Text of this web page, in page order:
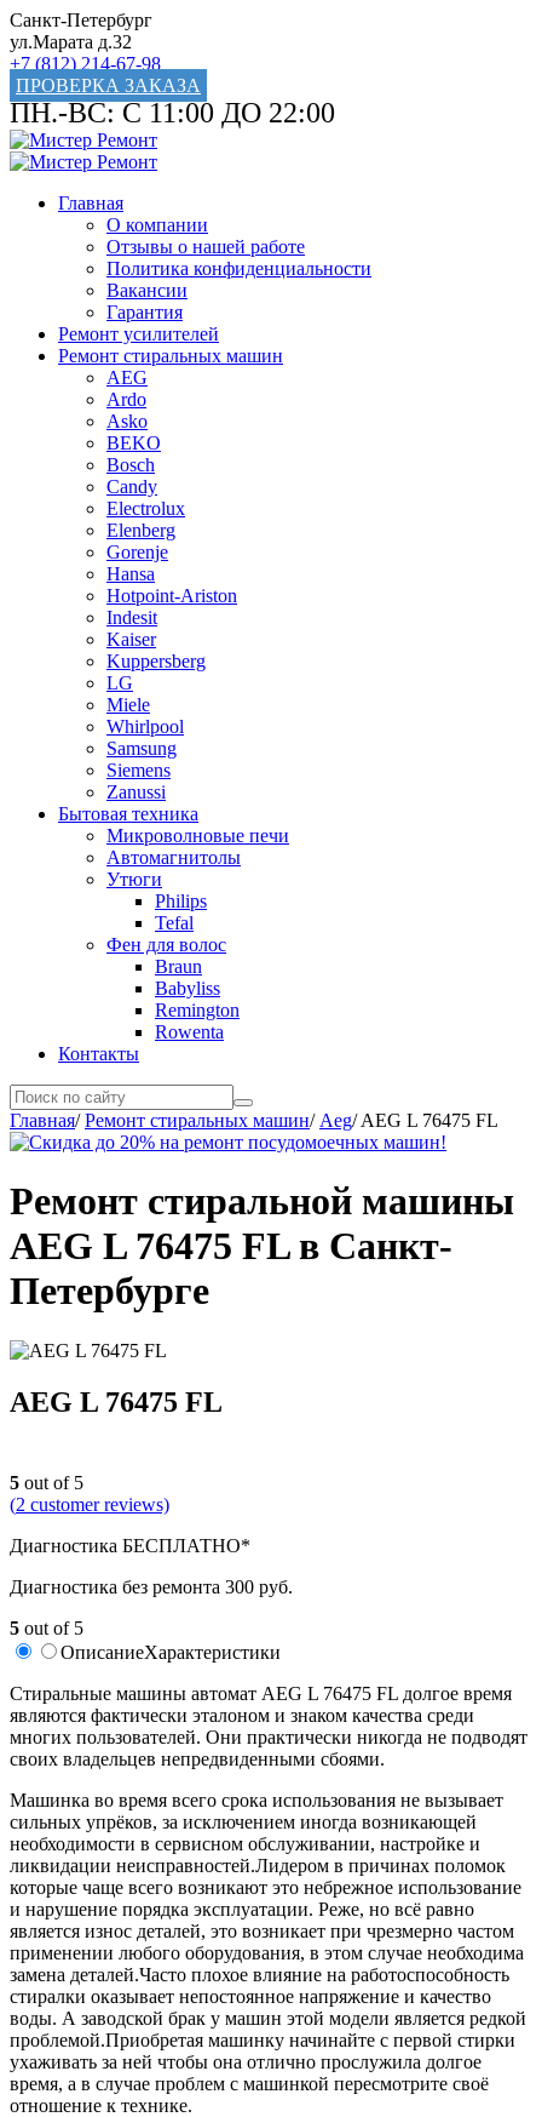
Санкт-Петербург
ул.Марата д.32
+7 (812) 214-67-98
ПРОВЕРКА ЗАКАЗА
ПН.-ВС: С 11:00 ДО 22:00
Главная
О компании
Отзывы о нашей работе
Политика конфиденциальности
Вакансии
Гарантия
Ремонт усилителей
Ремонт стиральных машин
AEG
Ardo
Asko
BEKO
Bosch
Candy
Electrolux
Elenberg
Gorenje
Hansa
Hotpoint-Ariston
Indesit
Kaiser
Kuppersberg
LG
Miele
Whirlpool
Samsung
Siemens
Zanussi
Бытовая техника
Микроволновые печи
Автомагнитолы
Утюги
Philips
Tefal
Фен для волос
Braun
Babyliss
Remington
Rowenta
Контакты
Главная/Ремонт стиральных машин/ Aeg/AEG L 76475 FL
Ремонт стиральной машины
AEG L 76475 FL в Санкт-
Петербурге
AEG L 76475 FL
5 out of 5
(2 customer reviews)
Диагностика БЕСПЛАТНО*
Диагностика без ремонта 300 руб.
5 out of 5
ОписаниеХарактеристики
Стиральные машины автомат AEG L 76475 FL долгое время
являются фактически эталоном и знаком качества среди
многих пользователей. Они практически никогда не подводят
своих владельцев непредвиденными сбоями.
Машинка во время всего срока использования не вызывает
сильных упрёков, за исключением иногда возникающей
необходимости в сервисном обслуживании, настройке и
ликвидации неисправностей.Лидером в причинах поломок
которые чаще всего возникают это небрежное использование
и нарушение порядка эксплуатации. Реже, но всё равно
является износ деталей, это возникает при чрезмерно частом
применении любого оборудования, в этом случае необходима
замена деталей.Часто плохое влияние на работоспособность
стиралки оказывает непостоянное напряжение и качество
воды. А заводской брак у машин этой модели является редкой
проблемой.Приобретая машинку начинайте с первой стирки
ухаживать за ней чтобы она отлично прослужила долгое
время, а в случае проблем с машинкой пересмотрите своё
отношение к технике.